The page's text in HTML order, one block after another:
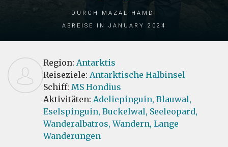
durch Mazal Hamdi
Abreise in January 2024
Region: Antarktis
Reiseziele: Antarktische Halbinsel
Schiff: MS Hondius
Aktivitäten: Adeliepinguin, Blauwal,
Eselspinguin, Buckelwal, Seeleopard,
Wanderalbatros, Wandern, Lange
Wanderungen